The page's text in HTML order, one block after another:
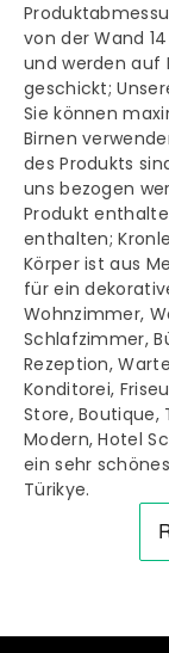
von der Wand
und werden auf
geschickt;
Sie können
Birnen
des Produkts
uns bezogen
Produkt
enthalten;
Körper ist aus
für ein
Wohnzimmer,
Schlafzimmer,
Rezeption,
Konditorei,
Store, Boutique,
Modern, Hotel
ein sehr
Türikye.